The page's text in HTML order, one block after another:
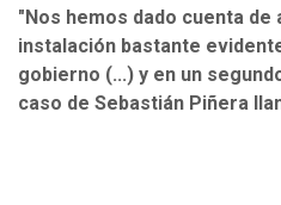
"Nos hemos dado cuenta de
instalación bastante
gobierno (...) y en un
caso de Sebastián Piñera